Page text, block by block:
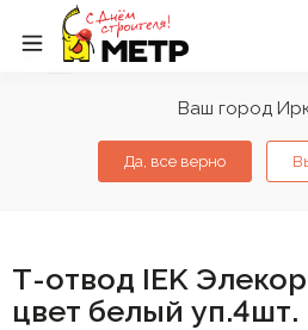
Ваш город
Да, все верно
Т-отвод IEK Элекор
цвет белый уп.4шт.